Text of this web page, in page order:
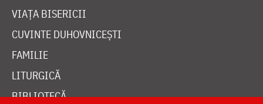
VIAȚA BISERICII
CUVINTE DUHOVNICEȘTI
FAMILIE
LITURGICĂ
BIBLIOTECĂ